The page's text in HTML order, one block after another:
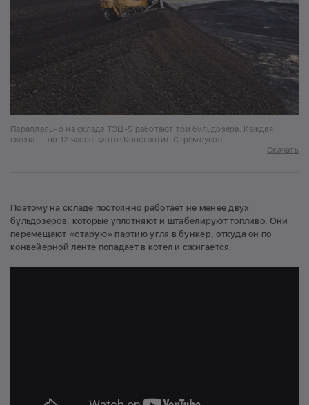
Параллельно на складе ТЭЦ-5 работают три бульдозера. Каждая
смена — по 12 часов. Фото: Константин Стремоусов
Скачать
Поэтому на складе постоянно работает не менее двух
бульдозеров, которые уплотняют и штабелируют топливо. Они
перемещают «старую» партию угля в бункер, откуда он по
конвейерной ленте попадает в котел и сжигается.